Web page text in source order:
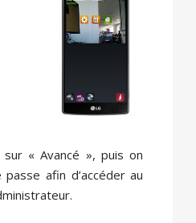
« Avancé », puis on
afin d’accéder au